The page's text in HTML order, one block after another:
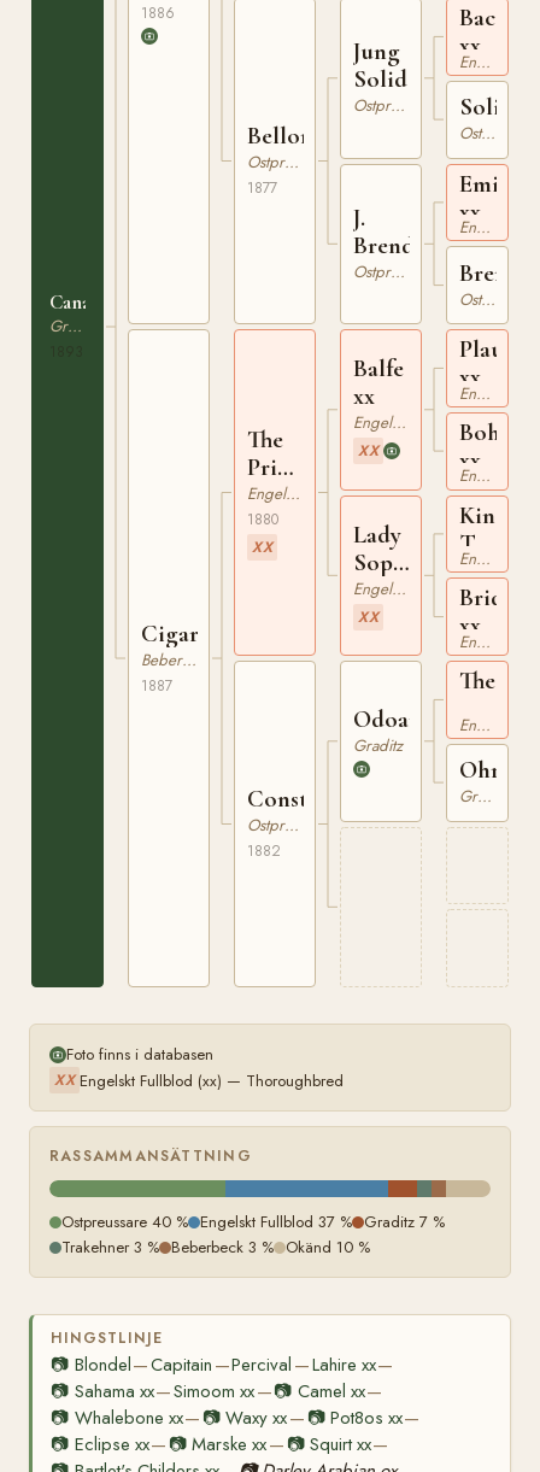
Canada
Graditz
1886
Cigarette
Beberbeck
1887
Bellona
Ostpreussare
1877
The
Prince
xx
Engelskt Fullblod
1880
XX
Constance
Ostpreussare
1882
Jung
Solid
Ostpreussare
J.
Brenda
Ostpreussare
Balfe
xx
Engelskt Fullblod
XX
Lady
Sophie
xx
Engelskt Fullblod
XX
Odoardo
Graditz
Bacchus
xx
Engelskt Fullblod
Solide
Ostpreussare
Emilius
xx
Engelskt Fullblod
Brenda
Ostpreussare
Plaudit
xx
Engelskt Fullblod
xx
Engelskt Fullblod
King
Tom
xxEngelskt Fullblod
Bridle
xx
Engelskt Fullblod
The
xxEngelskt Fullblod
Ohra
Graditz
Foto finns i databasen
XX Engelskt Fullblod (xx) — Thoroughbred
RASSAMMANSÄTTNING
Ostpreussare 40 % Engelskt Fullblod 37 % Graditz 7 %
Trakehner 3 % Beberbeck 3 % Okänd 10 %
HINGSTLINJE
📷 Blondel—Capitain —Percival —Lahire xx—
📷 Sahama xx—Simoom xx—📷 Camel xx—
📷 Whalebone xx— 📷Waxy xx— 📷 Pot8os xx—
📷 Eclipse xx— 📷Marske xx— 📷 Squirt xx—